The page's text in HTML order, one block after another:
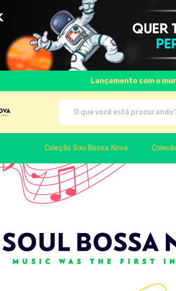
Lançamento com o
Soul Bossa Nova - Camisetas e produtos
Coleção Sou Bossa Nova